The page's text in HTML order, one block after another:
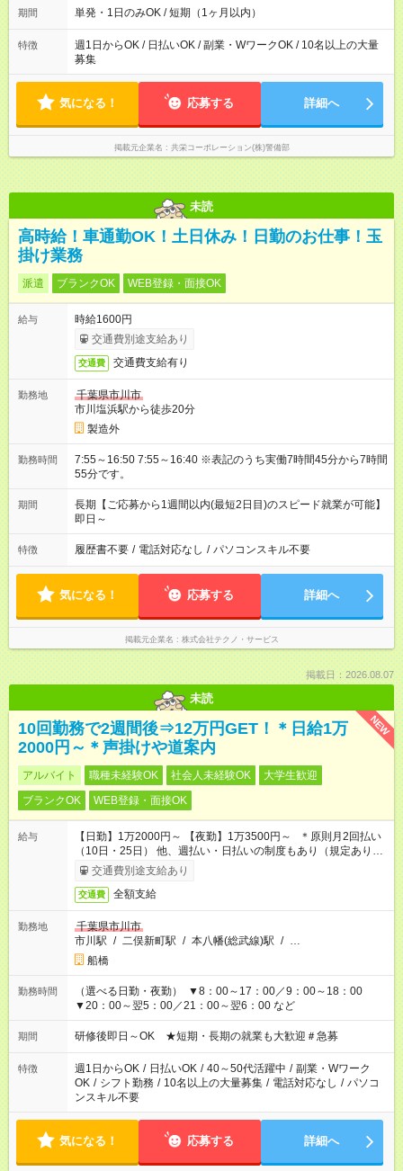
平均労働時間：1日あたり8時間 勤務時間：9：00～18：00 実働
忙期にお願いする場合あり ┗残業代は別途全額支給いたします！
期間 単発・1日のみOK / 短期（1ヶ月以内）
特徴
週1日からOK / 日払いOK / 副業・WワークOK / 10名以上の大量
募集
気になる！ 応募する 詳細へ
掲載元企業名 共栄コーポレーション(株)警備部
未読
高時給！車通勤OK！土日休み！日勤のお仕事！玉
掛け業務
派遣 ブランクOK WEB登録・面接OK
給与
時給1600円
交通費別途支給あり
交通費 交通費支給有り
勤務地
千葉県市川市
市川塩浜駅から徒歩20分
製造外
勤務時間
7:55～16:50 7:55～16:40 ※表記のうち実働7時間45分から7時間
55分です。
期間
長期【ご応募から1週間以内(最短2日目)のスピード就業が可能】
即日～
特徴 履歴書不要 / 電話対応なし / パソコンスキル不要
気になる！ 応募する 詳細へ
掲載元企業名 株式会社テクノ・サービス
掲載日：2026.08.07
未読
NEW
10回勤務で2週間後⇒12万円GET！＊日給1万
2000円～＊声掛けや道案内
アルバイト 職種未経験OK 社会人未経験OK
大学生歓迎
ブランクOK
WEB登録・面接OK
給与
【日勤】1万2000円～ 【夜勤】1万3500円～ ＊原則月2回払い
（10日・25日） 他、週払い・日払いの制度もあり（規定あり）
＃日収1万円以上
交通費別途支給あり
交通費 全額支給
勤務地
千葉県市川市
市川駅 / 二俣新町駅 / 本八幡(総武線)駅 / …
船橋
勤務時間
（選べる日勤・夜勤） ▼8：00～17：00／9：00～18：00
▼20：00～翌5：00／21：00～翌6：00 など
期間 研修後即日～OK ★短期・長期の就業も大歓迎＃急募
特徴 週1日からOK / 日払いOK / 40～50代活躍中 / 副業・Wワーク
OK / シフト勤務 / 10名以上の大量募集 / 電話対応なし / パソコ
ンスキル不要
気になる！ 応募する 詳細へ